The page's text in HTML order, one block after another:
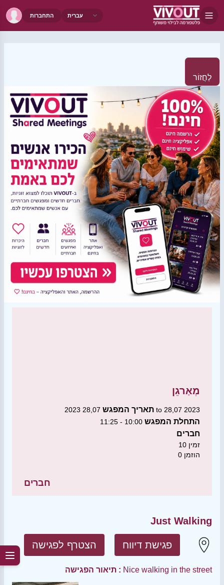
התחברות
לַחֲזוֹר
מְאַרגֵן
תאריך המפגש 28,07 2023 to 28,07 2023
התחלת המפגש 10:00 - 11:25
חברים
10 זמין
0 הוזמן
חברים
Just Walking
הצטרף לפגישה פגישת דיווח
תיאור הפגישה : Nice walking in the street